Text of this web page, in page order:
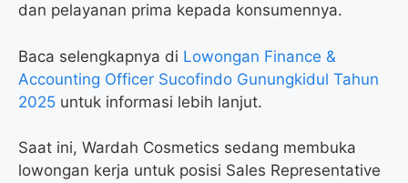
dan pelayanan prima kepada konsumennya.
Baca selengkapnya di Lowongan Finance &
Accounting Officer Sucofindo Gunungkidul Tahun
2025 untuk informasi lebih lanjut.
Saat ini, Wardah Cosmetics sedang membuka
lowongan kerja untuk posisi Sales Representative